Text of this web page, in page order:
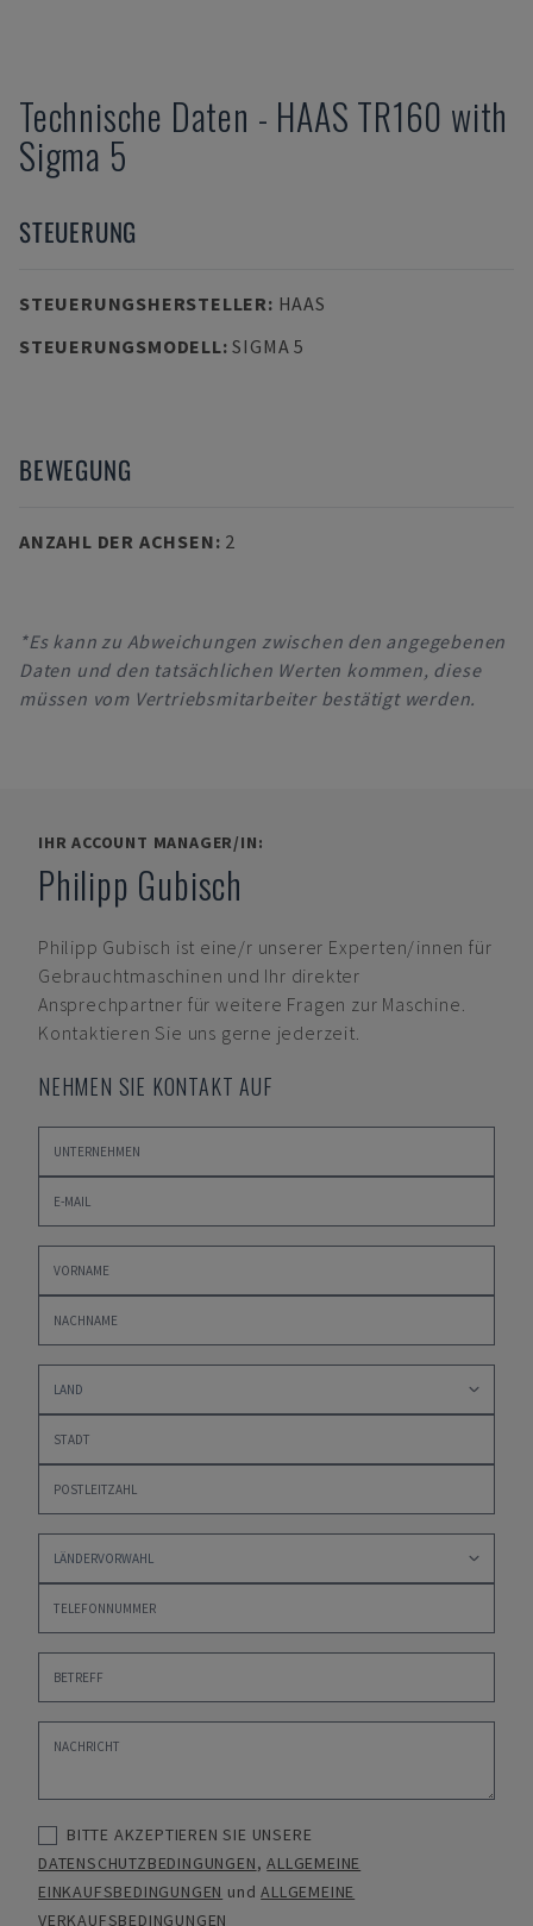
Technische Daten - HAAS TR160 with
Sigma 5
STEUERUNG
STEUERUNGSHERSTELLER: HAAS
STEUERUNGSMODELL:SIGMA 5
BEWEGUNG
ANZAHL DER ACHSEN: 2
*Es kann zu Abweichungen zwischen den angegebenen
Daten und den tatsächlichen Werten kommen, diese
müssen vom Vertriebsmitarbeiter bestätigt werden.
IHR ACCOUNT MANAGER/IN:
Philipp Gubisch
Philipp Gubisch ist eine/r unserer Experten/innen für
Gebrauchtmaschinen und Ihr direkter
Ansprechpartner für weitere Fragen zur Maschine.
Kontaktieren Sie uns gerne jederzeit.
NEHMEN SIE KONTAKT AUF
BITTE AKZEPTIEREN SIE UNSERE
DATENSCHUTZBEDINGUNGEN,ALLGEMEINE
EINKAUFSBEDINGUNGEN undALLGEMEINE
VERKAUFSBEDINGUNGEN